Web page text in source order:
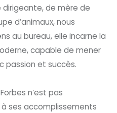
de mère de
d’animaux, nous
au bureau, elle incarne la
capable de mener
passion et succès.
n’est pas
ses accomplissements